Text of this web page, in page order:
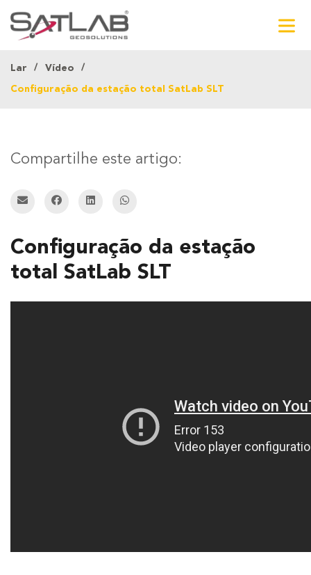
Lar Vídeo
Configuração da estação total SatLab SLT
Compartilhe este artigo:
Configuração da estação
total SatLab SLT